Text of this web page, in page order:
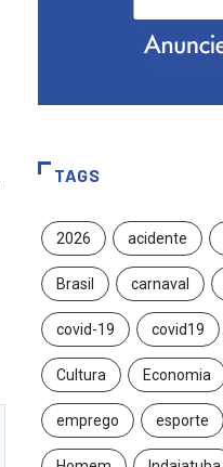
TAGS
2026 acidente
Brasil carnaval
covid-19 covid19
Cultura Economia
emprego esporte